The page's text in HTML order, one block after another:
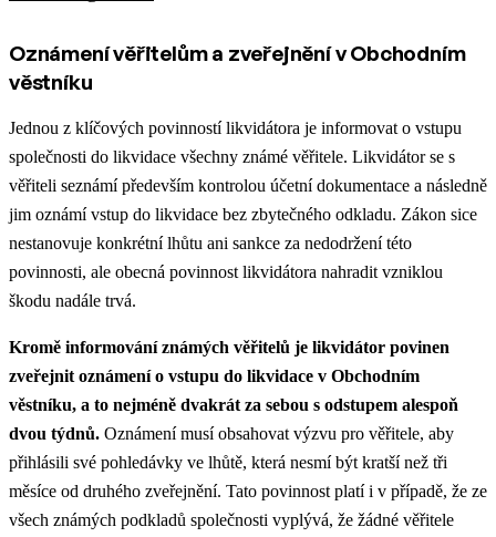
Oznámení věřitelům a zveřejnění v Obchodním
věstníku
Jednou z klíčových povinností likvidátora je informovat o vstupu
společnosti do likvidace všechny známé věřitele. Likvidátor se s
věřiteli seznámí především kontrolou účetní dokumentace a následně
jim oznámí vstup do likvidace bez zbytečného odkladu. Zákon sice
nestanovuje konkrétní lhůtu ani sankce za nedodržení této
povinnosti, ale obecná povinnost likvidátora nahradit vzniklou
škodu nadále trvá.​
Kromě informování známých věřitelů je likvidátor povinen
zveřejnit oznámení o vstupu do likvidace v Obchodním
věstníku, a to nejméně dvakrát za sebou s odstupem alespoň
dvou týdnů. Oznámení musí obsahovat výzvu pro věřitele, aby
přihlásili své pohledávky ve lhůtě, která nesmí být kratší než tři
měsíce od druhého zveřejnění. Tato povinnost platí i v případě, že ze
všech známých podkladů společnosti vyplývá, že žádné věřitele